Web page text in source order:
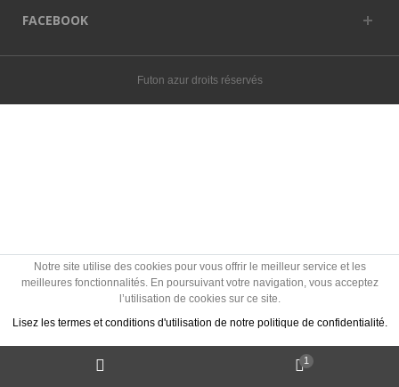
Notre site utilise des cookies pour vous offrir le meilleur service et les
meilleures fonctionnalités. En poursuivant votre navigation, vous acceptez
l’utilisation de cookies sur ce site.
Lisez les termes et conditions d'utilisation de notre politique de confidentialité.
Politique des cookies ? J'accepte les Cookies
FACEBOOK
Futon azur droits réservés
1